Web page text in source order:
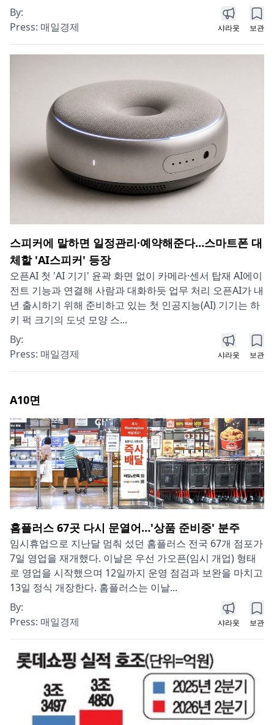
By:
Press: 매일경제 샤라웃 보관
스피커에 말하면 일정관리·예약해준다…스마트폰 대
체할 'AI스피커' 등장
오픈AI 첫 'AI 기기' 윤곽 화면 없이 카메라·센서 탑재 AI에이
전트 기능과 연결해 사람과 대화하듯 업무 처리 오픈AI가 내
년 출시하기 위해 준비하고 있는 첫 인공지능(AI) 기기는 하
키 퍽 크기의 도넛 모양 스...
By:
Press: 매일경제 샤라웃 보관
A10면
홈플러스 67곳 다시 문열어…'상품 준비중' 분주
임시휴업으로 지난달 멈춰 섰던 홈플러스 전국 67개 점포가
7일 영업을 재개했다. 이날은 우선 가오픈(임시 개업) 형태
로 영업을 시작했으며 12일까지 운영 점검과 보완을 마치고
13일 정식 개장한다. 홈플러스는 이날...
By:
Press: 매일경제 샤라웃 보관